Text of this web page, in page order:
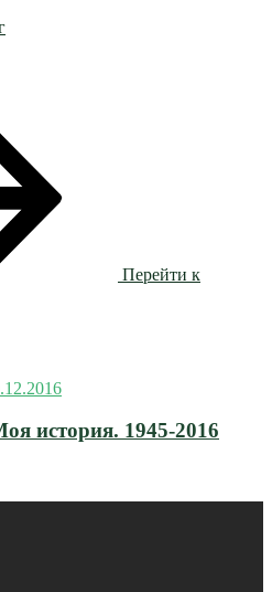
Перейти к
история. 1945-2016